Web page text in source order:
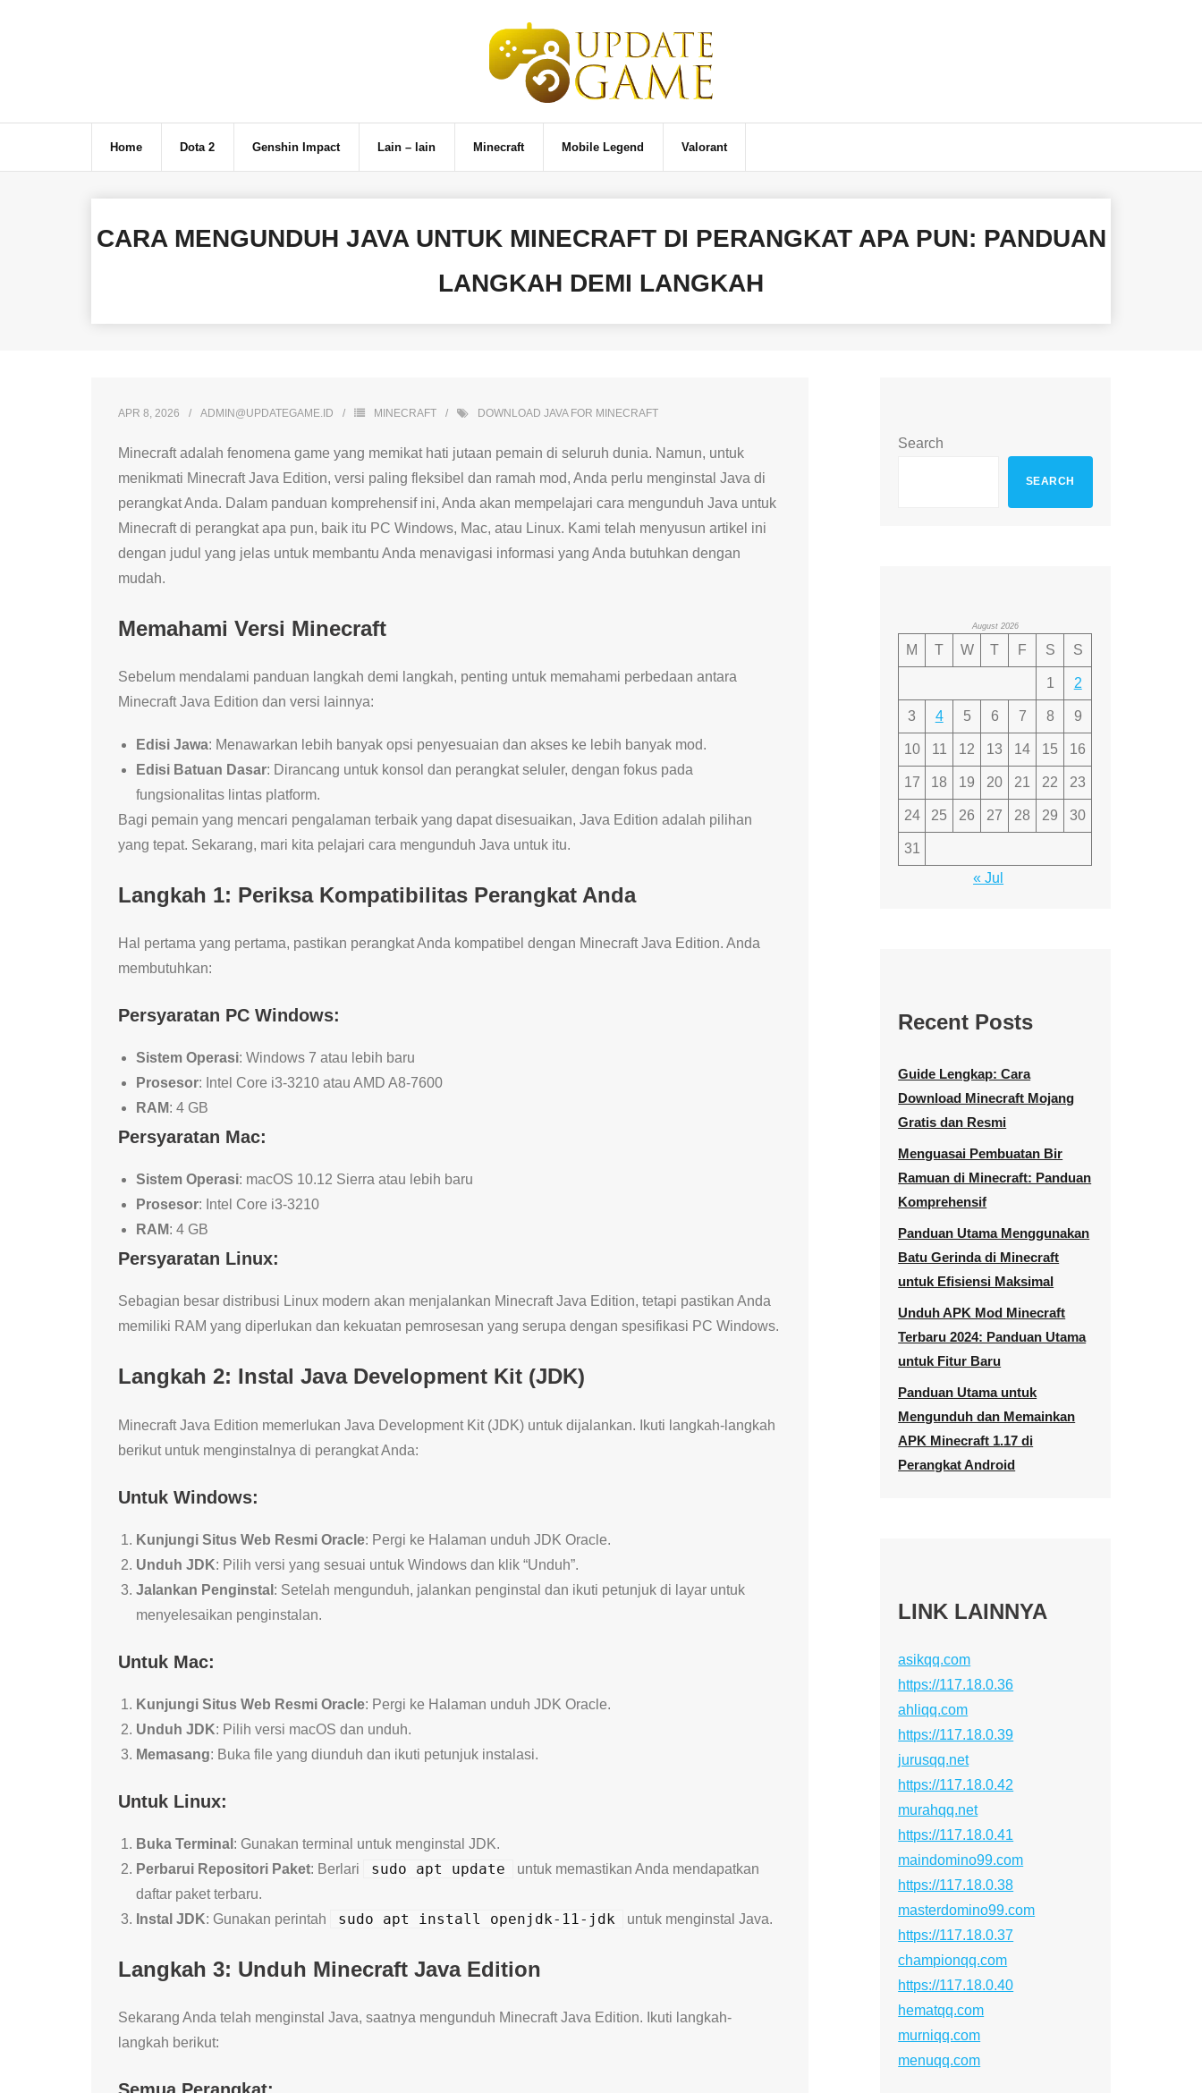
Home Dota 2 Genshin Impact Lain – lain Minecraft Mobile Legend Valorant
CARA MENGUNDUH JAVA UNTUK MINECRAFT DI PERANGKAT APA PUN: PANDUAN
LANGKAH DEMI LANGKAH
APR 8, 2026 ADMIN@UPDATEGAME.ID MINECRAFT DOWNLOAD JAVA FOR MINECRAFT
Minecraft adalah fenomena game yang memikat hati jutaan pemain di seluruh dunia. Namun, untuk
menikmati Minecraft Java Edition, versi paling fleksibel dan ramah mod, Anda perlu menginstal Java di
perangkat Anda. Dalam panduan komprehensif ini, Anda akan mempelajari cara mengunduh Java untuk
Minecraft di perangkat apa pun, baik itu PC Windows, Mac, atau Linux. Kami telah menyusun artikel ini
dengan judul yang jelas untuk membantu Anda menavigasi informasi yang Anda butuhkan dengan
mudah.
Memahami Versi Minecraft
Sebelum mendalami panduan langkah demi langkah, penting untuk memahami perbedaan antara
Minecraft Java Edition dan versi lainnya:
Edisi Jawa: Menawarkan lebih banyak opsi penyesuaian dan akses ke lebih banyak mod.
Edisi Batuan Dasar: Dirancang untuk konsol dan perangkat seluler, dengan fokus pada
fungsionalitas lintas platform.
Bagi pemain yang mencari pengalaman terbaik yang dapat disesuaikan, Java Edition adalah pilihan
yang tepat. Sekarang, mari kita pelajari cara mengunduh Java untuk itu.
Langkah 1: Periksa Kompatibilitas Perangkat Anda
Hal pertama yang pertama, pastikan perangkat Anda kompatibel dengan Minecraft Java Edition. Anda
membutuhkan:
Persyaratan PC Windows:
Sistem Operasi: Windows 7 atau lebih baru
Prosesor: Intel Core i3-3210 atau AMD A8-7600
RAM: 4 GB
Persyaratan Mac:
Sistem Operasi: macOS 10.12 Sierra atau lebih baru
Prosesor: Intel Core i3-3210
RAM: 4 GB
Persyaratan Linux:
Sebagian besar distribusi Linux modern akan menjalankan Minecraft Java Edition, tetapi pastikan Anda
memiliki RAM yang diperlukan dan kekuatan pemrosesan yang serupa dengan spesifikasi PC Windows.
Langkah 2: Instal Java Development Kit (JDK)
Minecraft Java Edition memerlukan Java Development Kit (JDK) untuk dijalankan. Ikuti langkah-langkah
berikut untuk menginstalnya di perangkat Anda:
Untuk Windows:
Kunjungi Situs Web Resmi Oracle: Pergi ke Halaman unduh JDK Oracle.
Unduh JDK: Pilih versi yang sesuai untuk Windows dan klik “Unduh”.
Jalankan Penginstal : Setelah mengunduh, jalankan penginstal dan ikuti petunjuk di layar untuk
menyelesaikan penginstalan.
Untuk Mac:
Kunjungi Situs Web Resmi Oracle: Pergi ke Halaman unduh JDK Oracle.
Unduh JDK: Pilih versi macOS dan unduh.
Memasang: Buka file yang diunduh dan ikuti petunjuk instalasi.
Untuk Linux:
Buka Terminal : Gunakan terminal untuk menginstal JDK.
Perbarui Repositori Paket: Berlari sudo apt update
untuk memastikan Anda mendapatkan
daftar paket terbaru.
Instal JDK: Gunakan perintah sudo apt install openjdk-11-jdk untuk menginstal Java.
Langkah 3: Unduh Minecraft Java Edition
Sekarang Anda telah menginstal Java, saatnya mengunduh Minecraft Java Edition. Ikuti langkah-
langkah berikut:
Search
SEARCH
August 2026
M T W T F S S
1 2
3 4 5 6 7 8 9
10 11 12 13 14 15 16
17 18 19 20 21 22 23
24 25 26 27 28 29 30
31
« Jul
Recent Posts
Guide Lengkap: Cara
Download Minecraft Mojang
Gratis dan Resmi
Menguasai Pembuatan Bir
Ramuan di Minecraft: Panduan
Komprehensif
Panduan Utama Menggunakan
Batu Gerinda di Minecraft
untuk Efisiensi Maksimal
Unduh APK Mod Minecraft
Terbaru 2024: Panduan Utama
untuk Fitur Baru
Panduan Utama untuk
Mengunduh dan Memainkan
APK Minecraft 1.17 di
Perangkat Android
LINK LAINNYA
asikqq.com
https://117.18.0.36
ahliqq.com
https://117.18.0.39
jurusqq.net
https://117.18.0.42
murahqq.net
https://117.18.0.41
maindomino99.com
https://117.18.0.38
masterdomino99.com
https://117.18.0.37
championqq.com
https://117.18.0.40
hematqq.com
murniqq.com
menuqq.com